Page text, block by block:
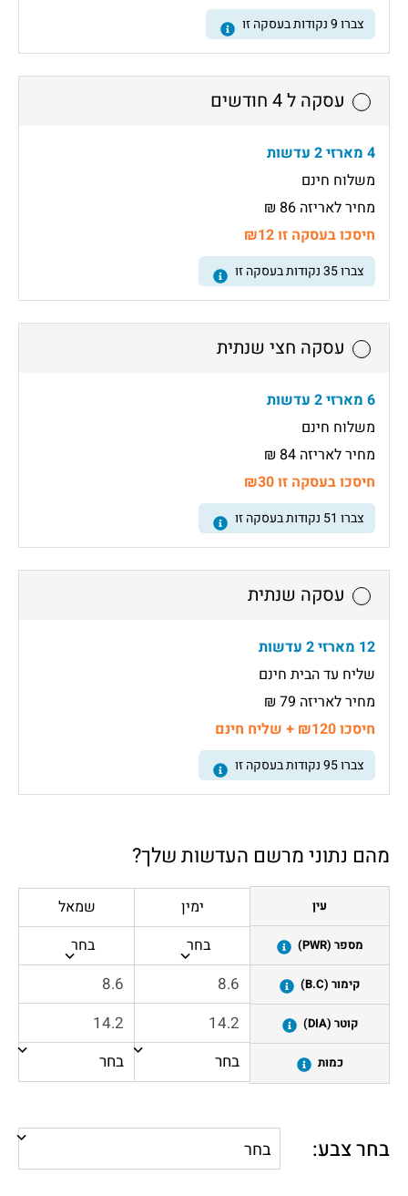
צברו9נקודות בעסקה זו
עסקה ל 4 חודשים
4 מארזי 2 עדשות
משלוח חינם
מחיר לאריזה 86 ₪
חיסכו בעסקה זו ₪12
צברו35נקודות בעסקה זו
עסקה חצי שנתית
6 מארזי 2 עדשות
משלוח חינם
מחיר לאריזה 84 ₪
חיסכו בעסקה זו ₪30
צברו 51 נקודות בעסקה זו
עסקה שנתית
12 מארזי 2 עדשות
שליח עד הבית חינם
מחיר לאריזה 79 ₪
חיסכו ₪120 + שליח חינם
צברו95נקודות בעסקה זו
מהם נתוני מרשם העדשות שלך?
עין
מספר (PWR)
קימור (B.C)
קוטר (DIA)
כמות
ימין
בחר
שמאל
בחר
בחר צבע: